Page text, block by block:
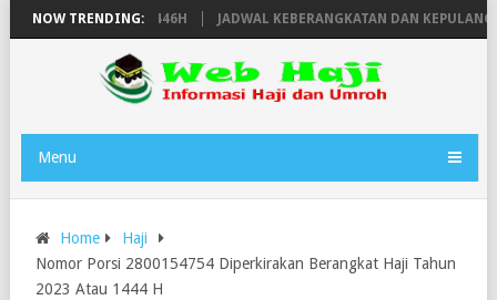
NOW TRENDING:
FURODA TAHUN 1446H JADWAL KEBERANGKATAN DAN
Menu
Home
Haji
Nomor Porsi 2800154754 Diperkirakan Berangkat Haji Tahun
2023 Atau 1444 H